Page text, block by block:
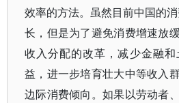
效率的方法。虽然目前中国的
长，但是为了避免消费增速放
收入分配的改革，减少金融
益，进一步培育壮大中等收入
边际消费倾向。如果以劳动者